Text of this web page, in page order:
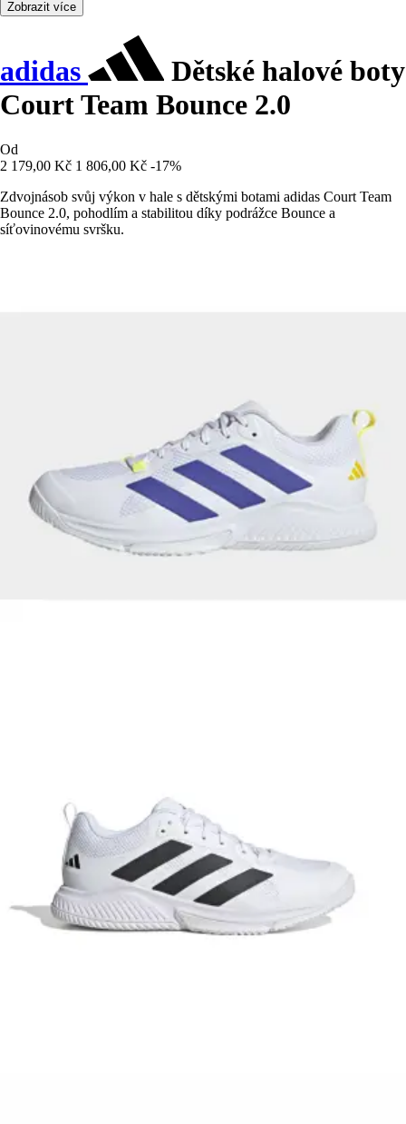
Zobrazit více
adidas
Dětské halové boty
Court Team Bounce 2.0
Od
2 179,00 Kč 1 806,00 Kč -17%
Zdvojnásob svůj výkon v hale s dětskými botami adidas Court Team
Bounce 2.0, pohodlím a stabilitou díky podrážce Bounce a
síťovinovému svršku.